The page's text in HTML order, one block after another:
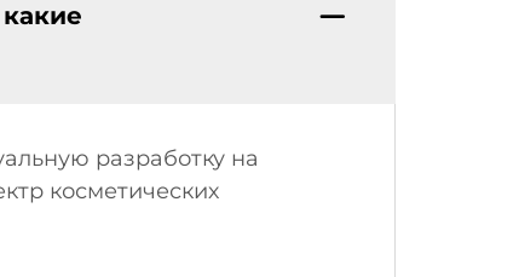
разработку на
косметических